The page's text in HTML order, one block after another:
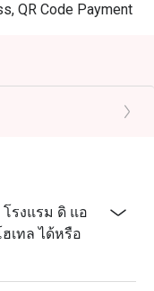
QR Code Payment
รงแรม ดิ แอ
เทล ได้หรือ